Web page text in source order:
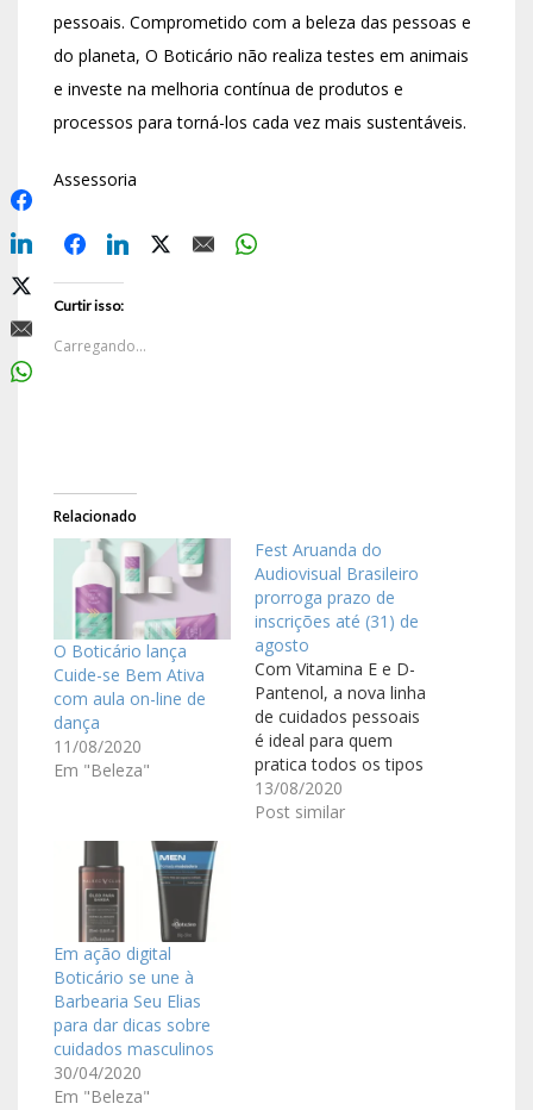
pessoais. Comprometido com a beleza das pessoas e
do planeta, O Boticário não realiza testes em animais
e investe na melhoria contínua de produtos e
processos para torná-los cada vez mais sustentáveis.
Assessoria
Curtir isso:
Carregando...
Relacionado
O Boticário lança
Cuide-se Bem Ativa
com aula on-line de
dança
11/08/2020
Em "Beleza"
Fest Aruanda do
Audiovisual Brasileiro
prorroga prazo de
inscrições até (31) de
agosto
Com Vitamina E e D-
Pantenol, a nova linha
de cuidados pessoais
é ideal para quem
pratica todos os tipos
de exercício físico Na
última segunda-feira
13/08/2020
Post similar
Em ação digital
Boticário se une à
Barbearia Seu Elias
para dar dicas sobre
cuidados masculinos
30/04/2020
Em "Beleza"